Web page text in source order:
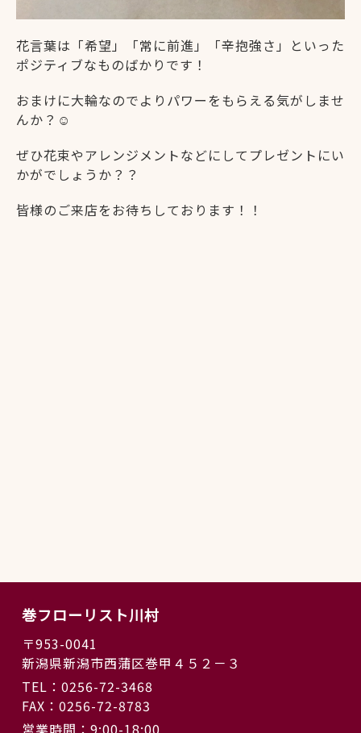
花言葉は「希望」「常に前進」「辛抱強さ」といった
ポジティブなものばかりです！
おまけに大輪なのでよりパワーをもらえる気がしませ
んか？☺
ぜひ花束やアレンジメントなどにしてプレゼントにい
かがでしょうか？？
皆様のご来店をお待ちしております！！
巻フローリスト川村
〒953-0041
新潟県新潟市西蒲区巻甲４５２－３
TEL：0256-72-3468
FAX：0256-72-8783
営業時間：9:00-18:00